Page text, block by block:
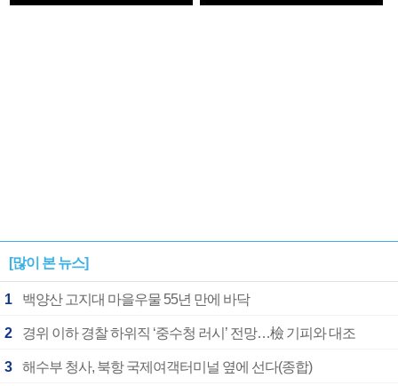
1182개팀 전수조사 확정
[많이 본 뉴스]
1 백양산 고지대 마을우물 55년 만에 바닥
2 경위 이하 경찰 하위직 ‘중수청 러시’ 전망…檢 기피와 대조
3 해수부 청사, 북항 국제여객터미널 옆에 선다(종합)